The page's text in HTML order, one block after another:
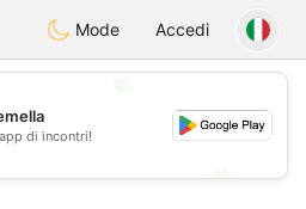
日本Chat
Mode Accedi
di incontri!